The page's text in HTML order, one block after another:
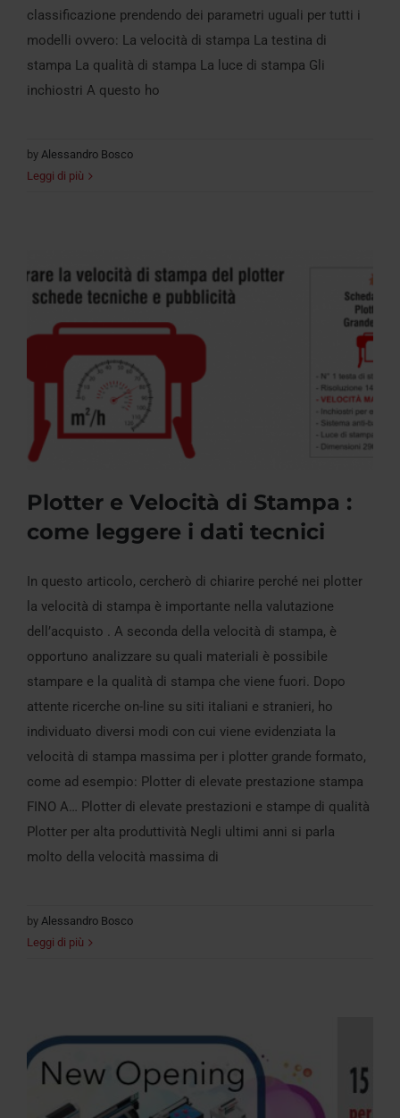
classificazione prendendo dei parametri uguali per tutti i
modelli ovvero: La velocità di stampa La testina di
stampa La qualità di stampa La luce di stampa Gli
inchiostri A questo ho
by Alessandro Bosco
Leggi di più
Plotter e Velocità di Stampa : come
leggere i dati tecnici
Plotter e Velocità di Stampa :
come leggere i dati tecnici
In questo articolo, cercherò di chiarire perché nei plotter
la velocità di stampa è importante nella valutazione
dell’acquisto . A seconda della velocità di stampa, è
opportuno analizzare su quali materiali è possibile
stampare e la qualità di stampa che viene fuori. Dopo
attente ricerche on-line su siti italiani e stranieri, ho
individuato diversi modi con cui viene evidenziata la
velocità di stampa massima per i plotter grande formato,
come ad esempio: Plotter di elevate prestazione stampa
FINO A… Plotter di elevate prestazioni e stampe di qualità
Plotter per alta produttività Negli ultimi anni si parla
molto della velocità massima di
by Alessandro Bosco
Leggi di più